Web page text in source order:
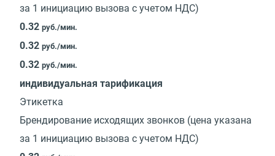
за 1 инициацию вызова с учетом НДС)
0.32 руб./мин.
0.32 руб./мин.
0.32 руб./мин.
индивидуальная тарификация
Этикетка
Брендирование исходящих звонков (цена указана
за 1 инициацию вызова с учетом НДС)